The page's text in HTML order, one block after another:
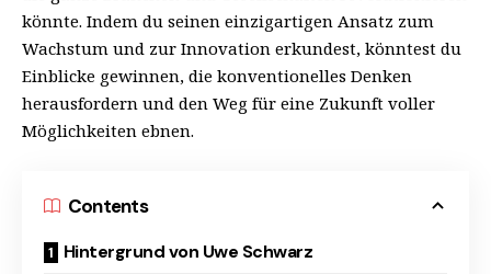
könnte. Indem du seinen einzigartigen Ansatz zum
Wachstum und zur Innovation erkundest, könntest du
Einblicke gewinnen, die konventionelles Denken
herausfordern und den Weg für eine Zukunft voller
Möglichkeiten ebnen.
Contents
Hintergrund von Uwe Schwarz